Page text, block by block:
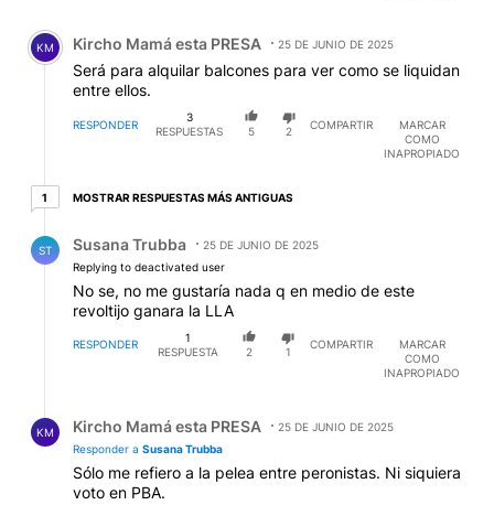
Comentario de Kircho Mamá esta PRESA.
KM Kircho Mamá esta PRESA 25 DE JUNIO DE 2025
Será para alquilar balcones para ver como se liquidan
entre ellos.
RESPONDER
3
RESPUESTAS
5 2
COMPARTIR
MARCAR
COMO
INAPROPIADO
11 respuesta más antiguas
MOSTRAR RESPUESTAS MÁS ANTIGUAS
ST Susana Trubba
25 DE JUNIO DE 2025
Replying to deactivated user
No se, no me gustaría nada q en medio de este
revoltijo ganara la LLA
RESPONDER
1
RESPUESTA
2 1
COMPARTIR
MARCAR
COMO
INAPROPIADO
KM Kircho Mamá esta PRESA
25 DE JUNIO DE 2025
Responder a Susana Trubba
Sólo me refiero a la pelea entre peronistas. Ni siquiera
voto en PBA.